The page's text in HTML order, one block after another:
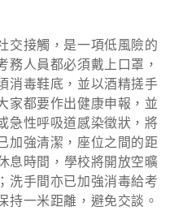
接觸，是一項低風險的
務人員都必須戴上口罩，
消毒鞋底，並以酒精搓手
家都要作出健康申報，並
急性呼吸道感染徵狀，將
加強清潔，座位之間的距
息時間，學校將開放空曠
洗手間亦已加強消毒給考
持一米距離，避免交談。